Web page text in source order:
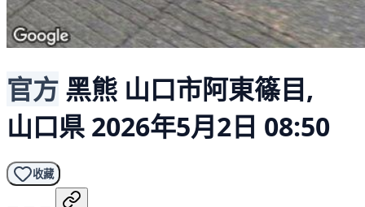
官方 黑熊 山口市阿東篠目,
山口県 2026年5月2日 08:50
收藏